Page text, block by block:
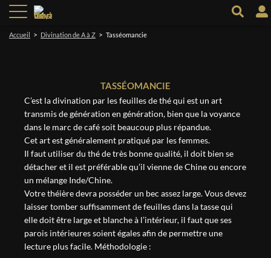
Accueil > Divination de A à Z > Tasséomancie
TASSÉOMANCIE
C’est la divination par les feuilles de thé qui est un art
transmis de génération en génération, bien que la voyance
dans le marc de café soit beaucoup plus répandue.
Cet art est généralement pratiqué par les femmes.
Il faut utiliser du thé de très bonne qualité, il doit bien se
détacher et il est préférable qu’il vienne de Chine ou encore
un mélange Inde/Chine.
Votre théière devra posséder un bec assez large. Vous devez
laisser tomber suffisamment de feuilles dans la tasse qui
elle doit être large et blanche à l’intérieur, il faut que ses
parois intérieures soient égales afin de permettre une
lecture plus facile. Méthodologie :